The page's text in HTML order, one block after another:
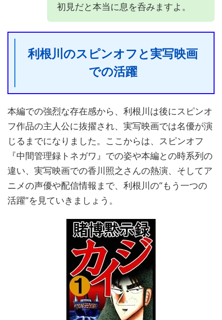
初見だと本当に息を呑みますよ。
利根川のスピンオフと実写映画
での活躍
本編での強烈な存在感から、利根川は後にスピンオ
フ作品の主人公に抜擢され、実写映画では名優が演
じるまでになりました。ここからは、スピンオフ
『中間管理録トネガワ』での姿や本編との時系列の
違い、実写映画での香川照之さんの熱演、そしてア
ニメの声優や配信情報まで、利根川の“もう一つの
活躍”を見ていきましょう。